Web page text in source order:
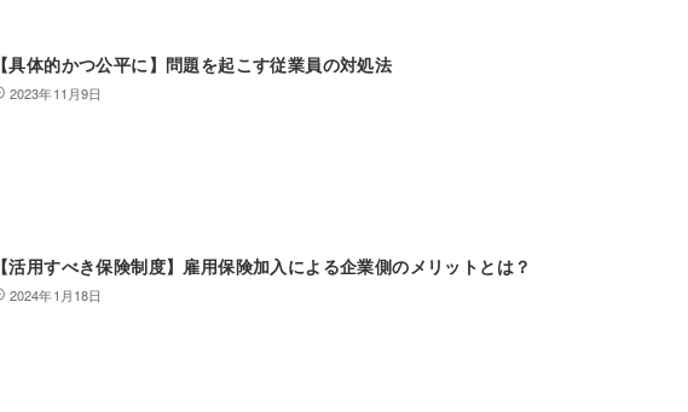
【具体的かつ公平に】問題を起こす従業員の対処法
2023年11月9日
【活用すべき保険制度】雇用保険加入による企業側のメリットとは？
2024年1月18日